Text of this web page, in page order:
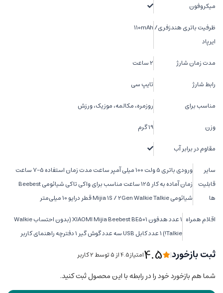
میکروفون
ظرفیت باتری هندزفری/
ایرپاد
110mAh
مدت زمان شارژ 2 ساعت
رابط شارژ تایپ سی
مناسب برای روزمره، مکالمه، موزیک، ورزش
وزن 19 گرم
مقاوم در برابر آب
سایر
قابلیت
ها
ورودی باتری 5 ولت 100 میلی آمپر ساعت مدت زمان استفاده 5-7 ساعت
زمان آماده به کار 125 ساعت مناسب برای واکی تاکی شیائومی Beebest
شیائومی Mijia 1S / 2Gen Walkie Talkie قطر درایو 10 میلی‌متر
اقلام همراه
1 عدد هدفون XIAOMI Mijia Beebest BE501 (بدون احتساب Walkie
Talkie!) 1 عدد کابل USB سه عدد گوش گیر 1 دفترچه راهنمای کاربر
ثبت بازخورد|
4.5امتیاز4.5 از ۵ توسط 2 کاربر
شما هم بازخورد خود را در رابطه با این محصول ثبت کنید.